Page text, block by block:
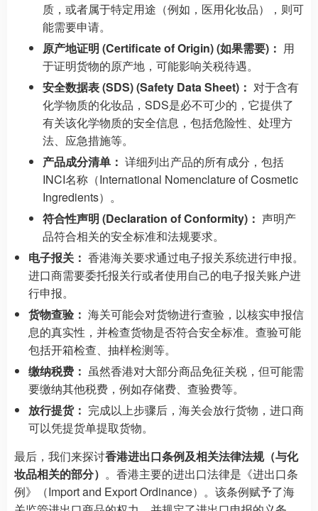
质，或者属于特定用途（例如，医用化妆品），则可
能需要申请。
原产地证明 (Certificate of Origin) (如果需要)： 用
于证明货物的原产地，可能影响关税待遇。
安全数据表 (SDS) (Safety Data Sheet)： 对于含有
化学物质的化妆品，SDS是必不可少的，它提供了
有关该化学物质的安全信息，包括危险性、处理方
法、应急措施等。
产品成分清单： 详细列出产品的所有成分，包括
INCI名称（International Nomenclature of Cosmetic
Ingredients）。
符合性声明 (Declaration of Conformity)： 声明产
品符合相关的安全标准和法规要求。
电子报关： 香港海关要求通过电子报关系统进行申报。
进口商需要委托报关行或者使用自己的电子报关账户进
行申报。
货物查验： 海关可能会对货物进行查验，以核实申报信
息的真实性，并检查货物是否符合安全标准。查验可能
包括开箱检查、抽样检测等。
缴纳税费： 虽然香港对大部分商品免征关税，但可能需
要缴纳其他税费，例如存储费、查验费等。
放行提货： 完成以上步骤后，海关会放行货物，进口商
可以凭提货单提取货物。
最后，我们来探讨香港进出口条例及相关法律法规（与化
妆品相关的部分） 。香港主要的进出口法律是《进出口条
例》（Import and Export Ordinance）。该条例赋予了海